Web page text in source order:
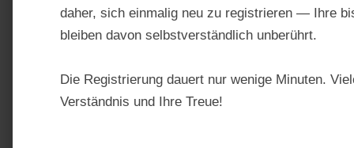
daher, sich einmalig neu zu registrieren — Ihre
bleiben davon selbstverständlich unberührt.
Die Registrierung dauert nur wenige Minuten.
Verständnis und Ihre Treue!